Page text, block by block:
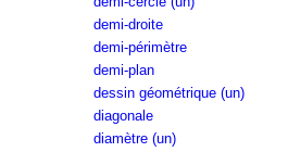
demi-droite
demi-périmètre
demi-plan
dessin géométrique (un)
diagonale
diamètre (un)